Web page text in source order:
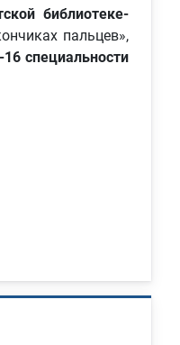
библиотеке-
пальцев»,
специальности